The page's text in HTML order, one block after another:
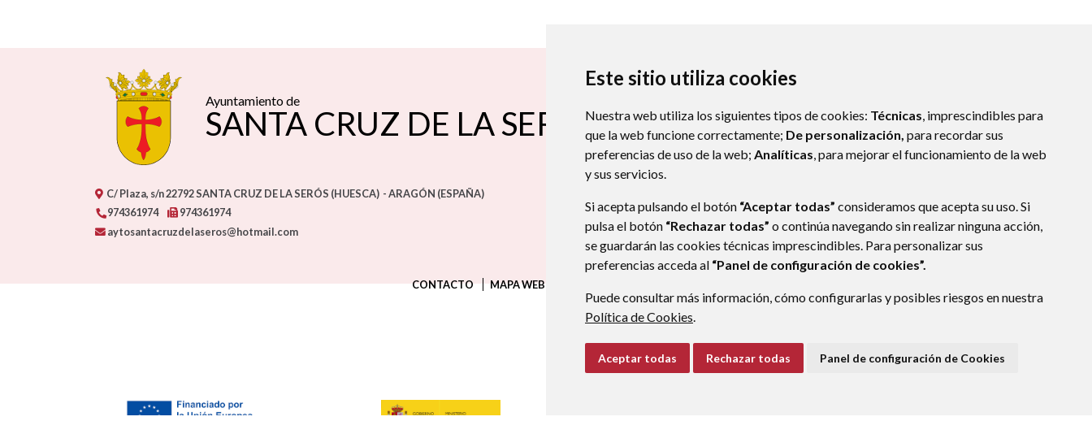
Este sitio utiliza cookies
Nuestra web utiliza los siguientes tipos de cookies: Técnicas, imprescindibles para
que la web funcione correctamente; De personalización, para recordar sus
preferencias de uso de la web; Analíticas, para mejorar el funcionamiento de la web
y sus servicios.
Si acepta pulsando el botón “Aceptar todas” consideramos que acepta su uso. Si
pulsa el botón “Rechazar todas” o continúa navegando sin realizar ninguna acción,
se guardarán las cookies técnicas imprescindibles. Para personalizar sus
preferencias acceda al “Panel de configuración de cookies”.
Puede consultar más información, cómo configurarlas y posibles riesgos en nuestra
Política de Cookies.
Aceptar todas Rechazar todas Panel de configuración de Cookies
Ayuntamiento de
SANTA CRUZ DE LA SERÓS
C/ Plaza, s/n22792SANTA CRUZ DE LA SERÓS (HUESCA) - ARAGÓN (ESPAÑA)
974361974
974361974
aytosantacruzdelaseros@hotmail.com
CONTACTO MAPA WEB